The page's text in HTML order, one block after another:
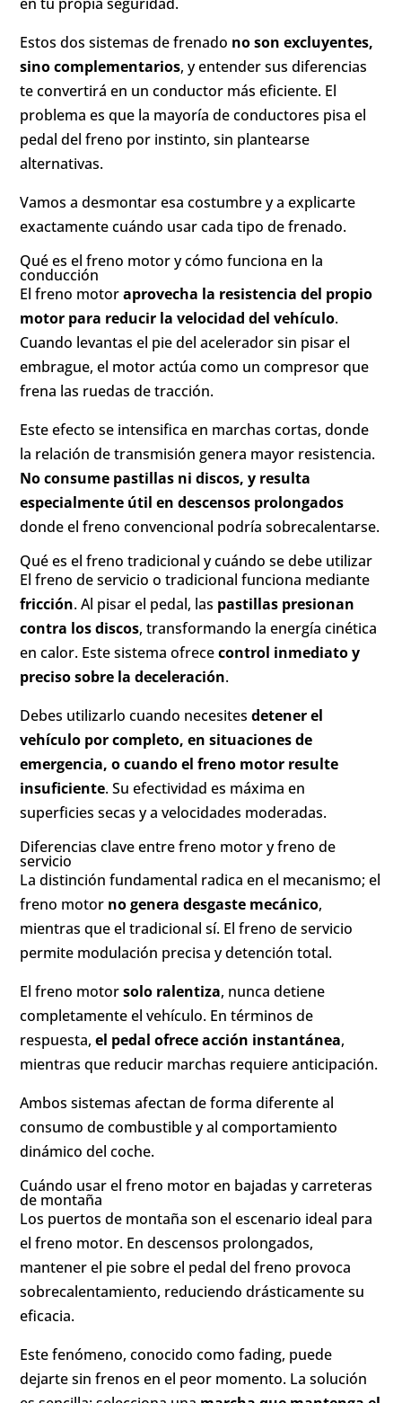
en tu propia seguridad.
Estos dos sistemas de frenado no son excluyentes,
sino complementarios, y entender sus diferencias
te convertirá en un conductor más eficiente. El
problema es que la mayoría de conductores pisa el
pedal del freno por instinto, sin plantearse
alternativas.
Vamos a desmontar esa costumbre y a explicarte
exactamente cuándo usar cada tipo de frenado.
Qué es el freno motor y cómo funciona en la
conducción
El freno motoraprovecha la resistencia del propio
motor para reducir la velocidad del vehículo.
Cuando levantas el pie del acelerador sin pisar el
embrague, el motor actúa como un compresor que
frena las ruedas de tracción.
Este efecto se intensifica en marchas cortas, donde
la relación de transmisión genera mayor resistencia.
No consume pastillas ni discos, y resulta
especialmente útil en descensos prolongados
donde el freno convencional podría sobrecalentarse.
Qué es el freno tradicional y cuándo se debe utilizar
El freno de servicio o tradicional funciona mediante
fricción. Al pisar el pedal, las pastillas presionan
contra los discos, transformando la energía cinética
en calor. Este sistema ofrececontrol inmediato y
preciso sobre la deceleración.
Debes utilizarlo cuando necesitesdetener el
vehículo por completo, en situaciones de
emergencia, o cuando el freno motor resulte
insuficiente. Su efectividad es máxima en
superficies secas y a velocidades moderadas.
Diferencias clave entre freno motor y freno de
servicio
La distinción fundamental radica en el mecanismo; el
freno motor no genera desgaste mecánico,
mientras que el tradicional sí. El freno de servicio
permite modulación precisa y detención total.
El freno motorsolo ralentiza, nunca detiene
completamente el vehículo. En términos de
respuesta,el pedal ofrece acción instantánea,
mientras que reducir marchas requiere anticipación.
Ambos sistemas afectan de forma diferente al
consumo de combustible y al comportamiento
dinámico del coche.
Cuándo usar el freno motor en bajadas y carreteras
de montaña
Los puertos de montaña son el escenario ideal para
el freno motor. En descensos prolongados,
mantener el pie sobre el pedal del freno provoca
sobrecalentamiento, reduciendo drásticamente su
eficacia.
Este fenómeno, conocido como fading, puede
dejarte sin frenos en el peor momento. La solución